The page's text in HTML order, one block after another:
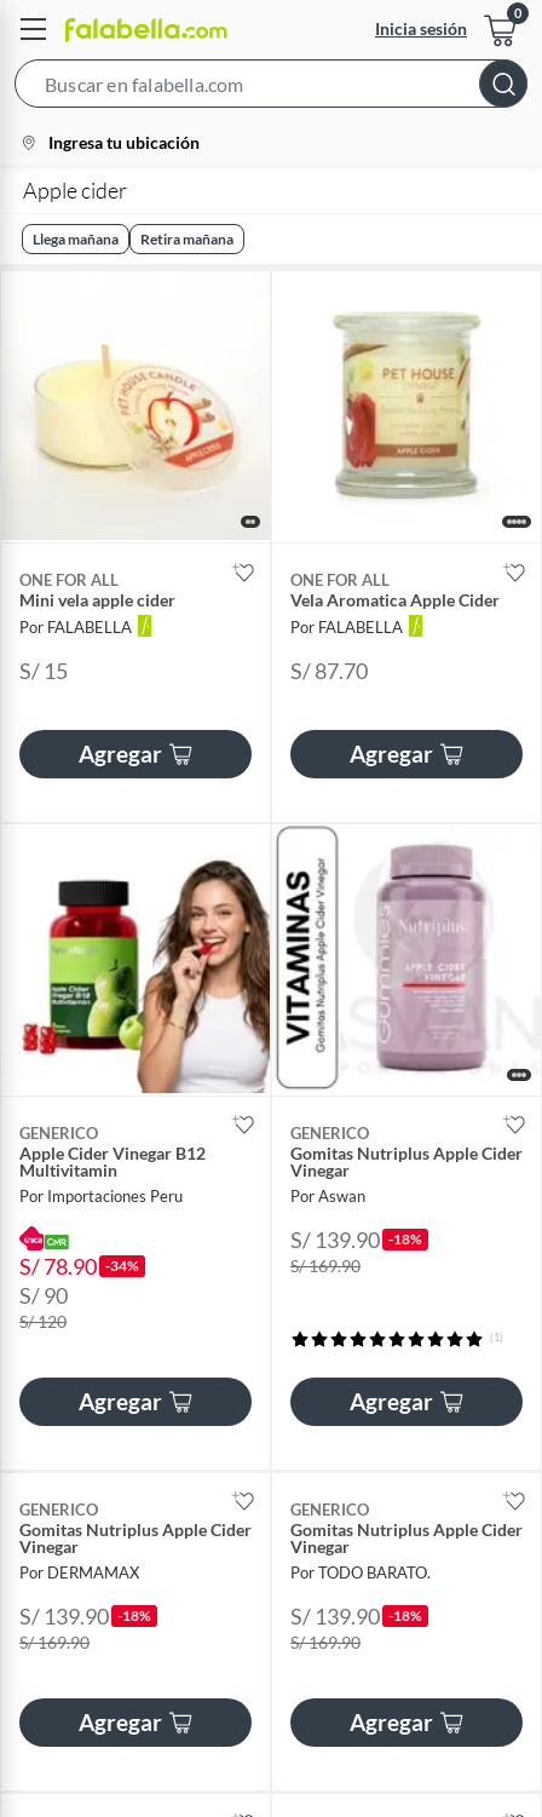
Inicia sesión
Bar
location-
icon
Ingresa tu ubicación
Apple cider
Llega mañana Retira mañana
ONE FOR ALL
Mini vela apple cider
Por FALABELLA
S/ 15
Agregar
ONE FOR ALL
Vela Aromatica Apple Cider
Por FALABELLA
S/ 87.70
Agregar
GENERICO
Apple Cider Vinegar B12
Multivitamin
Por Importaciones Peru
S/ 78.90 -34%
S/ 90
S/ 120
Agregar
GENERICO
Gomitas Nutriplus Apple Cider
Vinegar
Por Aswan
S/ 139.90 -18%
S/ 169.90
(1)
Agregar
GENERICO
Gomitas Nutriplus Apple Cider
Vinegar
Por DERMAMAX
S/ 139.90 -18%
S/ 169.90
Agregar
GENERICO
Gomitas Nutriplus Apple Cider
Vinegar
Por TODO BARATO.
S/ 139.90 -18%
S/ 169.90
Agregar